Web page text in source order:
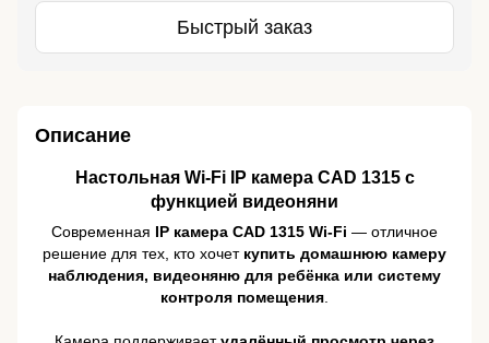
Быстрый заказ
Описание
Настольная Wi-Fi IP камера CAD 1315 с
функцией видеоняни
Современная IP камера CAD 1315 Wi-Fi — отличное
решение для тех, кто хочет купить домашнюю камеру
наблюдения, видеоняню для ребёнка или систему
контроля помещения